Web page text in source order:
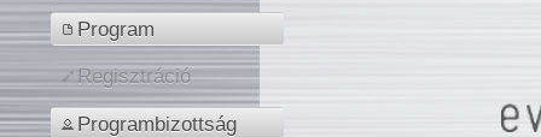
Program
Regisztráció
Programbizottság